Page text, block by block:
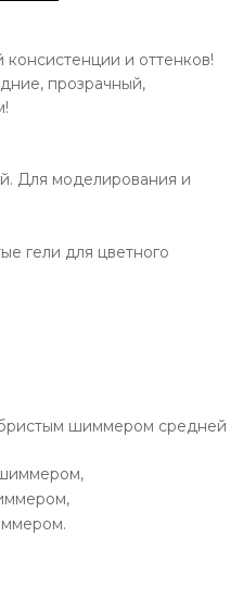
и оттенков!
прозрачный,
Для моделирования и
гели для цветного
шиммером средней